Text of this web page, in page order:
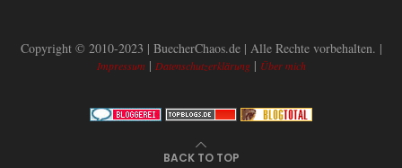
Copyright © 2010-2023 | BuecherChaos.de | Alle Rechte vorbehalten. |
Impressum | Datenschutzerklärung| Über mich
BACK TO TOP